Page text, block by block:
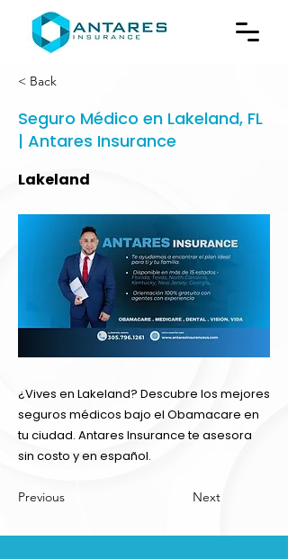
< Back
Seguro Médico en Lakeland, FL
| Antares Insurance
Lakeland
¿Vives en Lakeland? Descubre los mejores
seguros médicos bajo el Obamacare en
tu ciudad. Antares Insurance te asesora
sin costo y en español.
Previous Next